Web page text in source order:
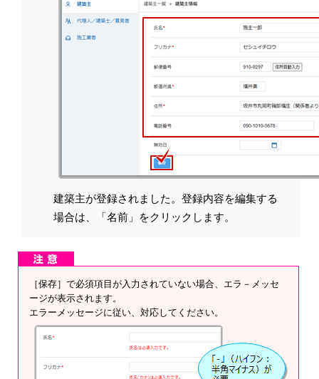
建築主が登録されました。登録内容を編集する
場合は、「名前」をクリックします。
［保存］で必須項目が入力されていない場合、エラ－メッセ
ージが表示されます。
エラーメッセージに従い、対応してください。